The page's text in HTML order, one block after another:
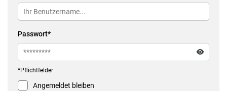
Passwort*
eyeFilled
*Pflichtfelder
Angemeldet bleiben